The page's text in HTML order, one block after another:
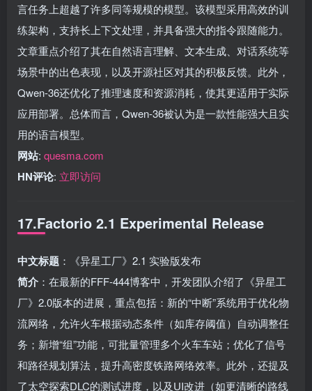
言任务上超越了许多同等规模的模型。该模型采用高效的训
练架构，支持长上下文处理，并具备强大的指令跟随能力。
文章重点介绍了其在自然语言理解、文本生成、对话系统等
场景中的出色表现，以及开源社区对其的积极反馈。此外，
Qwen-36还优化了推理速度和资源消耗，使其更适用于实际
应用部署。总体而言，Qwen-36被认为是一款性能强大且实
用的语言模型。
网站: quesma.com
HN评论: 立即访问
17.Factorio 2.1 Experimental Release
中文标题 ：《异星工厂》2.1 实验版发布
简介 ：在最新的FFF-444博客中，开发团队介绍了《异星工
厂》2.0版本的进展，重点包括：新的“中断”系统用于优化物
流网络，允许火车根据动态条件（如库存阈值）自动调整任
务；新增“组”功能，可批量管理多个火车车站；优化了信号
和路径规划算法，提升高密度铁路网络效率。此外，还提及
了太空探索DLC的测试进度，以及UI改进（如更清晰的路线